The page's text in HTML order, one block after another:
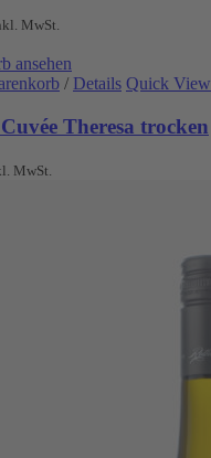
MwSt.
ansehen
/ Details Quick View
Theresa trocken
MwSt.